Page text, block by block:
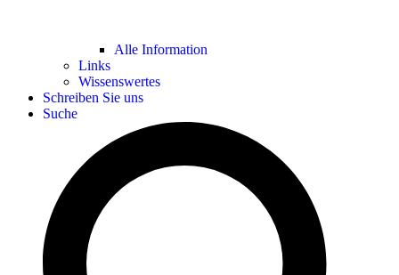
Alle Information
Links
Wissenswertes
Schreiben Sie uns
Suche